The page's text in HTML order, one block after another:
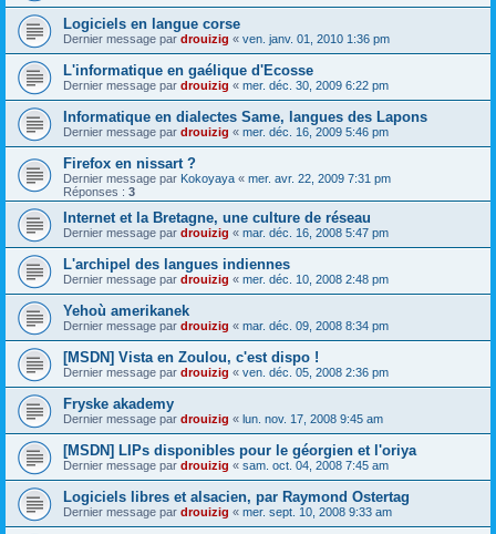
Logiciels en langue corse
Dernier message par drouizig « ven. janv. 01, 2010 1:36 pm
L'informatique en gaélique d'Ecosse
Dernier message par drouizig « mer. déc. 30, 2009 6:22 pm
Informatique en dialectes Same, langues des Lapons
Dernier message par drouizig « mer. déc. 16, 2009 5:46 pm
Firefox en nissart ?
Dernier message par Kokoyaya « mer. avr. 22, 2009 7:31 pm
Réponses : 3
Internet et la Bretagne, une culture de réseau
Dernier message par drouizig « mar. déc. 16, 2008 5:47 pm
L'archipel des langues indiennes
Dernier message par drouizig « mer. déc. 10, 2008 2:48 pm
Yehoù amerikanek
Dernier message par drouizig « mar. déc. 09, 2008 8:34 pm
[MSDN] Vista en Zoulou, c'est dispo !
Dernier message par drouizig « ven. déc. 05, 2008 2:36 pm
Fryske akademy
Dernier message par drouizig « lun. nov. 17, 2008 9:45 am
[MSDN] LIPs disponibles pour le géorgien et l'oriya
Dernier message par drouizig « sam. oct. 04, 2008 7:45 am
Logiciels libres et alsacien, par Raymond Ostertag
Dernier message par drouizig « mer. sept. 10, 2008 9:33 am